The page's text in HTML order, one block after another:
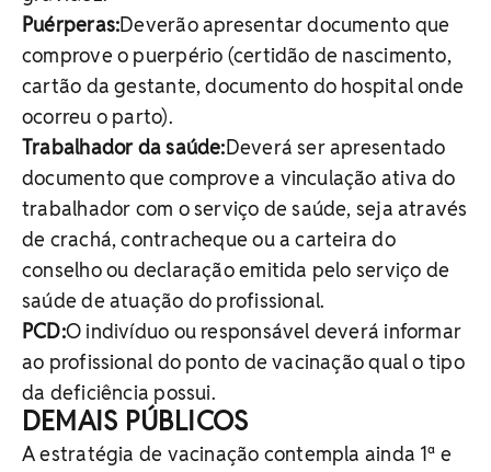
Puérperas:Deverão apresentar documento que
comprove o puerpério (certidão de nascimento,
cartão da gestante, documento do hospital onde
ocorreu o parto).
Trabalhador da saúde:Deverá ser apresentado
documento que comprove a vinculação ativa do
trabalhador com o serviço de saúde, seja através
de crachá, contracheque ou a carteira do
conselho ou declaração emitida pelo serviço de
saúde de atuação do profissional.
PCD:O indivíduo ou responsável deverá informar
ao profissional do ponto de vacinação qual o tipo
da deficiência possui.
DEMAIS PÚBLICOS
A estratégia de vacinação contempla ainda 1ª e